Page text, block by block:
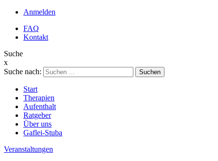
Anmelden
FAQ
Kontakt
Suche
x
Suche nach:
Start
Therapien
Aufenthalt
Ratgeber
Über uns
Gaflei-Stuba
Veranstaltungen